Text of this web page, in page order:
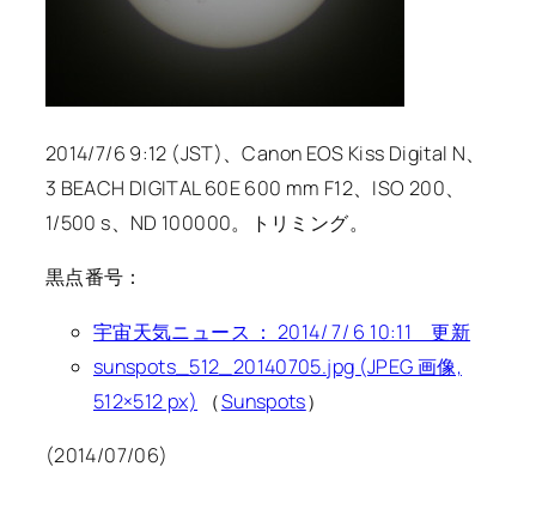
2014/7/6 9:12 (JST)、Canon EOS Kiss Digital N、
3 BEACH DIGITAL 60E 600 mm F12、ISO 200、
1/500 s、ND 100000。トリミング。
黒点番号：
宇宙天気ニュース ： 2014/ 7/ 6 10:11 更新
sunspots_512_20140705.jpg (JPEG 画像,
512×512 px) （Sunspots）
(2014/07/06)